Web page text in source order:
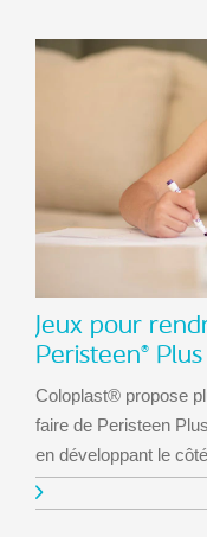
Jeux pour
Peristeen®
Coloplast® propose
faire de Peristeen
en développant le